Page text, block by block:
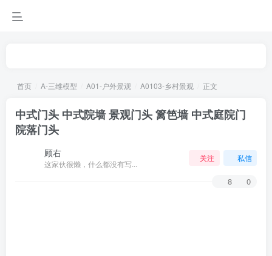
首页 A-三维模型 A01-户外景观 A0103-乡村景观 正文
中式门头 中式院墙 景观门头 篱笆墙 中式庭院门
院落门头
顾右
这家伙很懒，什么都没有写...
关注 私信
8 0